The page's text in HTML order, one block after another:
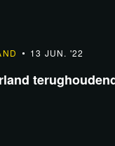
13 JUN. '22